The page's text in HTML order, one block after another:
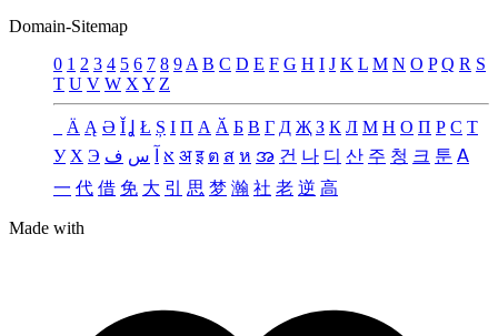
Domain-Sitemap
0 1 2 3 4 5 6 7 8 9 A B C D E F G H I J K L M N O P Q R S
T U V W X Y Z
Ä Ą Ə Ǐ Ʝ Ł Ș Ι Π А Ӑ Б В Г Д Җ З К Л М Н О П Р С Т
У Х Э א س ف अ इ ต ส ห အ 건 나 디 산 주 청 크 툰 ꓮ
一 代 借 免 大 引 思 梦 瀚 社 老 逆 高
Made with